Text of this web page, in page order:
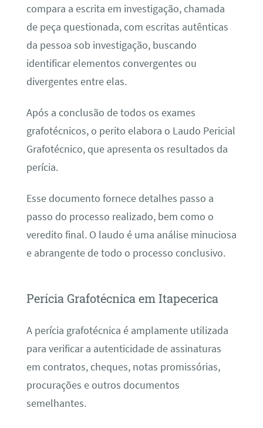
compara a escrita em investigação, chamada
de peça questionada, com escritas autênticas
da pessoa sob investigação, buscando
identificar elementos convergentes ou
divergentes entre elas.
Após a conclusão de todos os exames
grafotécnicos, o perito elabora o Laudo Pericial
Grafotécnico, que apresenta os resultados da
perícia.
Esse documento fornece detalhes passo a
passo do processo realizado, bem como o
veredito final. O laudo é uma análise minuciosa
e abrangente de todo o processo conclusivo.
Perícia Grafotécnica em Itapecerica
A perícia grafotécnica é amplamente utilizada
para verificar a autenticidade de assinaturas
em contratos, cheques, notas promissórias,
procurações e outros documentos
semelhantes.